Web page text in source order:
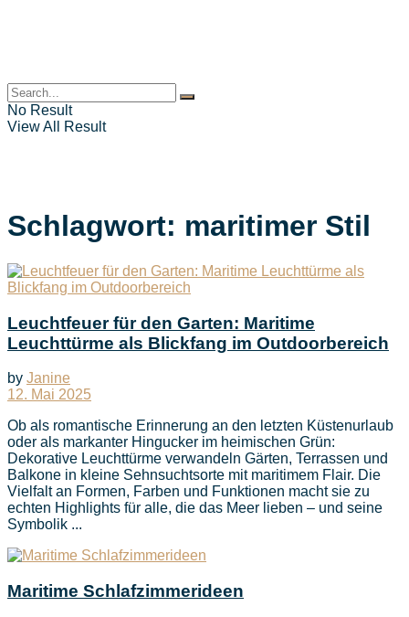
No Result
View All Result
Schlagwort: maritimer Stil
Leuchtfeuer für den Garten: Maritime
Leuchttürme als Blickfang im Outdoorbereich
by Janine
12. Mai 2025
Ob als romantische Erinnerung an den letzten Küstenurlaub
oder als markanter Hingucker im heimischen Grün:
Dekorative Leuchttürme verwandeln Gärten, Terrassen und
Balkone in kleine Sehnsuchtsorte mit maritimem Flair. Die
Vielfalt an Formen, Farben und Funktionen macht sie zu
echten Highlights für alle, die das Meer lieben – und seine
Symbolik ...
Maritime Schlafzimmerideen